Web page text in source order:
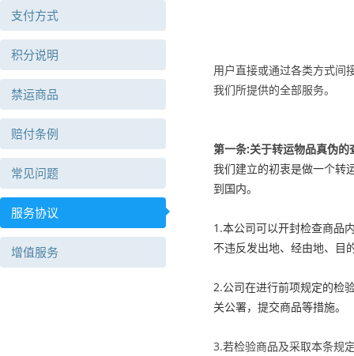
支付方式
积分说明
禁运商品
赔付条例
常见问题
服务协议
增值服务
用户直接或通过各类方式间
我们所提供的全部服务。
第一条:关于转运物品真伪的
我们建立的初衷是做一个转
到国内。
1.本公司可以开封检查商品
不违反发出地、经由地、目
2.公司在进行前项规定的检
关公署，提交商品等措施。
3.若检验商品及采取本条规